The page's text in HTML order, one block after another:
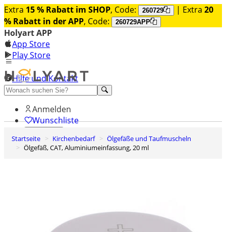
Extra 15 % Rabatt im SHOP, Code: 260729 | Extra 20
% Rabatt in der APP, Code: 260729APP
Holyart APP
App Store
Play Store
Hilfe und Kontakt
Entdecken Sie Premium
Anmelden
Wunschliste
0
Warenkorb
Startseite Kirchenbedarf
Ölgefäße und Taufmuscheln
Ölgefäß, CAT, Aluminiumeinfassung, 20 ml